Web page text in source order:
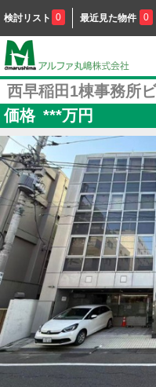
検討リスト 0 最近見た物件 0
西早稲田1棟事務所
価格 ***万円